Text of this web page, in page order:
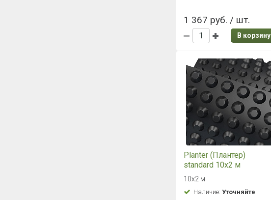
1 367 руб. / шт.
В корзину
Planter (Плантер)
standard 10х2 м
10х2 м
Наличие: Уточняйте